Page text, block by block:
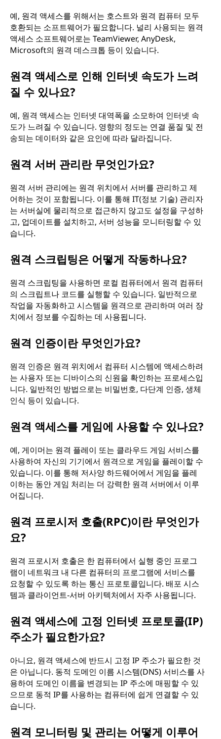
예, 원격 액세스를 위해서는 호스트와 원격 컴퓨터 모두
호환되는 소프트웨어가 필요합니다. 널리 사용되는 원격
액세스 소프트웨어로는 TeamViewer, AnyDesk,
Microsoft의 원격 데스크톱 등이 있습니다.
원격 액세스로 인해 인터넷 속도가 느려
질 수 있나요?
예, 원격 액세스는 인터넷 대역폭을 소모하여 인터넷 속
도가 느려질 수 있습니다. 영향의 정도는 연결 품질 및 전
송되는 데이터와 같은 요인에 따라 달라집니다.
원격 서버 관리란 무엇인가요?
원격 서버 관리에는 원격 위치에서 서버를 관리하고 제
어하는 것이 포함됩니다. 이를 통해 IT(정보 기술) 관리자
는 서버실에 물리적으로 접근하지 않고도 설정을 구성하
고, 업데이트를 설치하고, 서버 성능을 모니터링할 수 있
습니다.
원격 스크립팅은 어떻게 작동하나요?
원격 스크립팅을 사용하면 로컬 컴퓨터에서 원격 컴퓨터
의 스크립트나 코드를 실행할 수 있습니다. 일반적으로
작업을 자동화하고 시스템을 원격으로 관리하며 여러 장
치에서 정보를 수집하는 데 사용됩니다.
원격 인증이란 무엇인가요?
원격 인증은 원격 위치에서 컴퓨터 시스템에 액세스하려
는 사용자 또는 디바이스의 신원을 확인하는 프로세스입
니다. 일반적인 방법으로는 비밀번호, 다단계 인증, 생체
인식 등이 있습니다.
원격 액세스를 게임에 사용할 수 있나요?
예, 게이머는 원격 플레이 또는 클라우드 게임 서비스를
사용하여 자신의 기기에서 원격으로 게임을 플레이할 수
있습니다. 이를 통해 저사양 하드웨어에서 게임을 플레
이하는 동안 게임 처리는 더 강력한 원격 서버에서 이루
어집니다.
원격 프로시저 호출(RPC)이란 무엇인가
요?
원격 프로시저 호출은 한 컴퓨터에서 실행 중인 프로그
램이 네트워크 내 다른 컴퓨터의 프로그램에 서비스를
요청할 수 있도록 하는 통신 프로토콜입니다. 배포 시스
템과 클라이언트-서버 아키텍처에서 자주 사용됩니다.
원격 액세스에 고정 인터넷 프로토콜(IP)
주소가 필요한가요?
아니요, 원격 액세스에 반드시 고정 IP 주소가 필요한 것
은 아닙니다. 동적 도메인 이름 시스템(DNS) 서비스를 사
용하여 도메인 이름을 변경되는 IP 주소에 매핑할 수 있
으므로 동적 IP를 사용하는 컴퓨터에 쉽게 연결할 수 있
습니다.
원격 모니터링 및 관리는 어떻게 이루어